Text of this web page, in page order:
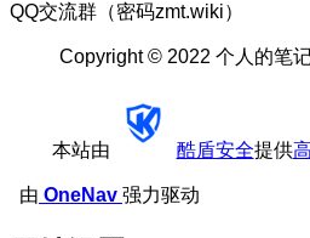
QQ交流群（密码zmt.wiki）
Copyright © 2022 个人的笔
本站由 酷盾安全提供
由 OneNav 强力驱动